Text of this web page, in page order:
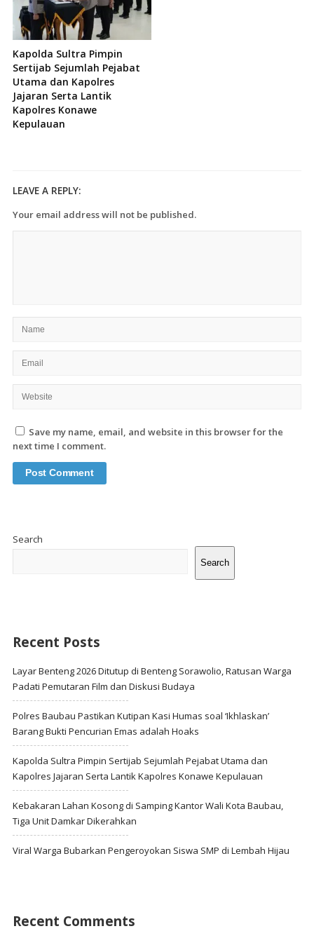
Kapolda Sultra Pimpin
Sertijab Sejumlah Pejabat
Utama dan Kapolres
Jajaran Serta Lantik
Kapolres Konawe
Kepulauan
LEAVE A REPLY:
Your email address will not be published.
Save my name, email, and website in this browser for the
next time I comment.
Search
Search
Recent Posts
Layar Benteng 2026 Ditutup di Benteng Sorawolio, Ratusan Warga
Padati Pemutaran Film dan Diskusi Budaya
Polres Baubau Pastikan Kutipan Kasi Humas soal ‘Ikhlaskan’
Barang Bukti Pencurian Emas adalah Hoaks
Kapolda Sultra Pimpin Sertijab Sejumlah Pejabat Utama dan
Kapolres Jajaran Serta Lantik Kapolres Konawe Kepulauan
Kebakaran Lahan Kosong di Samping Kantor Wali Kota Baubau,
Tiga Unit Damkar Dikerahkan
Viral Warga Bubarkan Pengeroyokan Siswa SMP di Lembah Hijau
Recent Comments